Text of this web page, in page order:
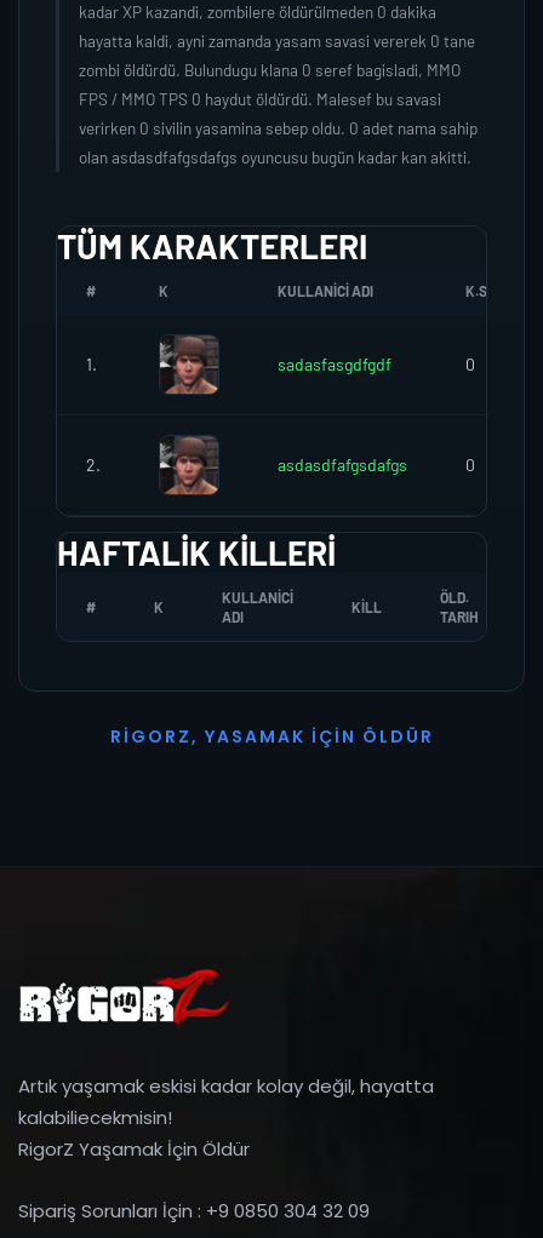
kadar XP kazandi, zombilere öldürülmeden 0 dakika
hayatta kaldi, ayni zamanda yasam savasi vererek 0 tane
zombi öldürdü. Bulundugu klana 0 seref bagisladi, MMO
FPS / MMO TPS 0 haydut öldürdü. Malesef bu savasi
verirken 0 sivilin yasamina sebep oldu. 0 adet nama sahip
olan asdasdfafgsdafgs oyuncusu bugün kadar kan akitti.
TÜM KARAKTERLERI
# K KULLANICI ADI K.SEREFI
1. sadasfasgdfgdf 0
2. asdasdfafgsdafgs 0
HAFTALIK KILLERI
# K
KULLANICI
ADI
KILL
ÖLD.
TARIH
R I G O R Z, YASAMAK İ ÇI N Ö L D Ü R
Artık yaşamak eskisi kadar kolay değil, hayatta
kalabiliecekmisin!
RigorZ Yaşamak İçin Öldür
Sipariş Sorunları İçin : +9 0850 304 32 09